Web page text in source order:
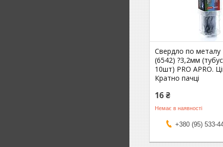
Свердло по металу
(6542) ?3,2мм
10шт) PRO APRO.
Кратно пачці
16 ₴
Немає в наявності
+380 (95) 533-